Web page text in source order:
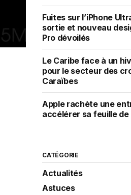
Fuites sur l’iPhone
sortie et nouveau
Pro dévoilés
Le Caribe face à un
pour le secteur des
Caraïbes
Apple rachète une
accélérer sa feuille
CATÉGORIE
Actualités
Astuces